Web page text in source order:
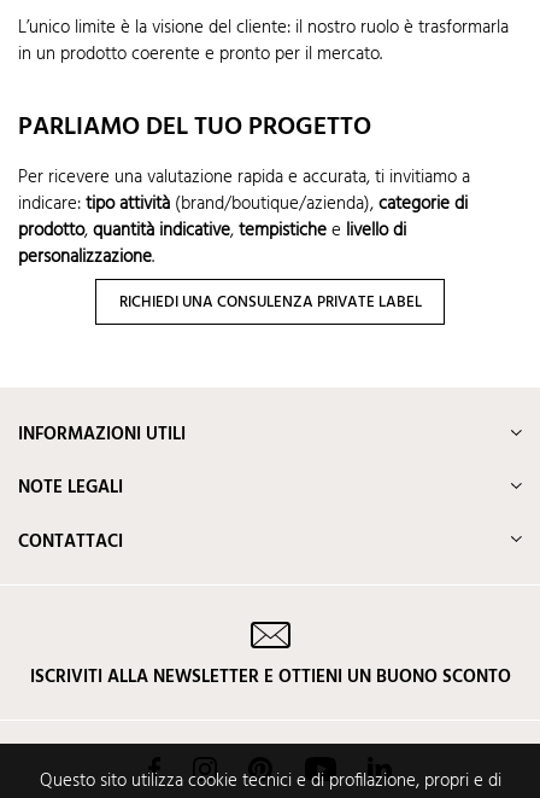
L’unico limite è la visione del cliente: il nostro ruolo è trasformarla
in un prodotto coerente e pronto per il mercato.
PARLIAMO DEL TUO PROGETTO
Per ricevere una valutazione rapida e accurata, ti invitiamo a
indicare:tipo attività (brand/boutique/azienda),categorie di
prodotto,quantità indicative,tempistichee livello di
personalizzazione.
RICHIEDI UNA CONSULENZA PRIVATE LABEL
Questo sito utilizza cookie tecnici e di profilazione, propri e di
INFORMAZIONI UTILI
NOTE LEGALI
CONTATTACI
ISCRIVITI ALLA NEWSLETTER E OTTIENI UN BUONO SCONTO
FacebookInstagramPinterest YouTube